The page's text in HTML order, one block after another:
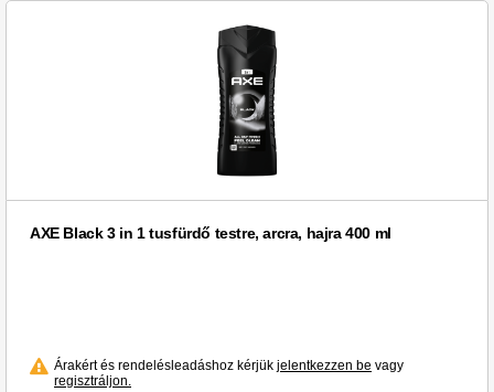
AXE Black 3 in 1 tusfürdő testre, arcra, hajra 400 ml
Árakért és rendelésleadáshoz kérjük jelentkezzen be vagy
regisztráljon.